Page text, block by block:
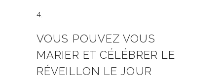
VOUS POUVEZ VOUS
MARIER ET CÉLÉBRER LE
RÉVEILLON LE JOUR